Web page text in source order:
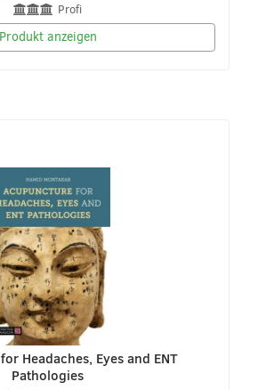
Profi
Produkt anzeigen
Headaches, Eyes and ENT
Pathologies